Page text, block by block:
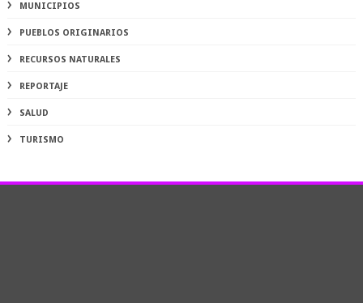
MUNICIPIOS
PUEBLOS ORIGINARIOS
RECURSOS NATURALES
REPORTAJE
SALUD
TURISMO